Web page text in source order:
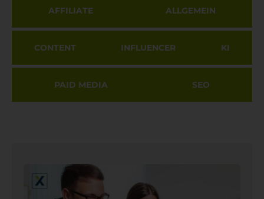
AFFILIATE ALLGEMEIN
CONTENT INFLUENCER KI
PAID MEDIA SEO